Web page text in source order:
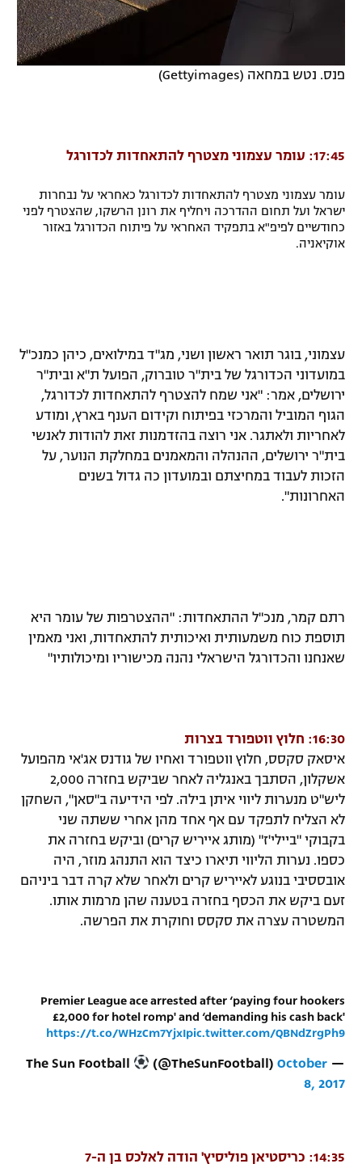
פנס. נטש במחאה (Gettyimages)
17:45: עומר עצמוני מצטרף להתאחדות לכדורגל
עומר עצמוני מצטרף להתאחדות לכדורגל כאחראי על נבחרות
ישראל ועל תחום ההדרכה ויחליף את רונן הרשקו, שהצטרף לפני
כחודשיים לפיפ"א בתפקיד האחראי על פיתוח הכדורגל באזור
אוקיאניה.
עצמוני, בוגר תואר ראשון ושני, מג"ד במילואים, כיהן כמנכ"ל
במועדוני הכדורגל של בית"ר טוברוק, הפועל ת"א ובית"ר
ירושלים, אמר: "אני שמח להצטרף להתאחדות לכדורגל,
הגוף המוביל והמרכזי בפיתוח וקידום הענף בארץ, ומודע
לאחריות ולאתגר. אני רוצה בהזדמנות זאת להודות לאנשי
בית"ר ירושלים, ההנהלה והמאמנים במחלקת הנוער, על
הזכות לעבוד במחיצתם ובמועדון כה גדול בשנים
האחרונות".
רתם קמר, מנכ"ל ההתאחדות: "ההצטרפות של עומר היא
תוספת כוח משמעותית ואיכותית להתאחדות, ואני מאמין
שאנחנו והכדורגל הישראלי נהנה מכישוריו ומיכולותיו"
16:30: חלוץ ווטפורד בצרות
איסאק סקסס, חלוץ ווטפורד ואחיו של גודנס אג'אי מהפועל
אשקלון, הסתבך באנגליה לאחר שביקש בחזרה 2,000
ליש"ט מנערות ליווי איתן בילה. לפי הידיעה ב"סאן", השחקן
לא הצליח לתפקד עם אף אחד מהן אחרי ששתה שני
בקבוקי "ביילי'ז" (מותג אייריש קרים) וביקש בחזרה את
כספו. נערות הליווי תיארו כיצד הוא התנהג מוזר, היה
אובססיבי בנוגע לאייריש קרים ולאחר שלא קרה דבר ביניהם
זעם ביקש את הכסף בחזרה בטענה שהן מרמות אותו.
המשטרה עצרה את סקסס וחוקרת את הפרשה.
Premier League ace arrested after ‘paying four hookers
£2,000 for hotel romp' and ‘demanding his cash back'
https://t.co/WHzCm7YjxIpic.twitter.com/QBNdZrgPh9
— The Sun Football
(@TheSunFootball) October
8, 2017
14:35: כריסטיאן פוליסיץ' הודה לאלכס בן ה-7